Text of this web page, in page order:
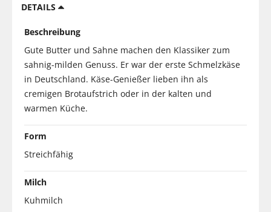
DETAILS
Beschreibung
Gute Butter und Sahne machen den Klassiker zum
sahnig-milden Genuss. Er war der erste Schmelzkäse
in Deutschland. Käse-Genießer lieben ihn als
cremigen Brotaufstrich oder in der kalten und
warmen Küche.
Form
Streichfähig
Milch
Kuhmilch